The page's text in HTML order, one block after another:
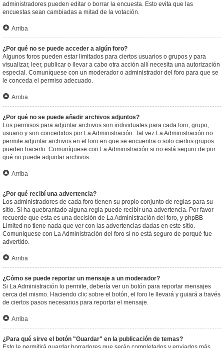
administradores pueden editar o borrar la encuesta. Esto evita que las
encuestas sean cambiadas a mitad de la votación.
Arriba
¿Por qué no se puede acceder a algún foro?
Algunos foros pueden estar limitados para ciertos usuarios o grupos y para
visualizar, leer, publicar o llevar a cabo otra acción allí necesita una autorización
especial. Comuníquese con un moderador o administrador del foro para que se
le conceda el permiso adecuado.
Arriba
¿Por qué no se puede añadir archivos adjuntos?
Los permisos para adjuntar archivos son individuales para cada foro, grupo,
usuario y son concedidos por La Administración. Tal vez La Administración no
permite adjuntar archivos en el foro en que se encuentra o solo ciertos grupos
pueden hacerlo. Comuníquese con La Administración si no está seguro de por
qué no puede adjuntar archivos.
Arriba
¿Por qué recibí una advertencia?
Los administradores de cada foro tienen su propio conjunto de reglas para su
sitio. Si ha quebrantado alguna regla puede recibir una advertencia. Por favor
recuerde que esta es una decisión de La Administración del foro, y phpBB
Limited no tiene nada que ver con las advertencias dadas en este sitio.
Comuníquese con La Administración del foro si no está seguro de porqué fue
advertido.
Arriba
¿Cómo se puede reportar un mensaje a un moderador?
Si La Administración lo permite, debería ver un botón para reportar mensajes
cerca del mismo. Haciendo clic sobre el botón, el foro le llevará y guiará a través
de ciertos pasos necesarios para reportar el mensaje.
Arriba
¿Para qué sirve el botón "Guardar" en la publicación de temas?